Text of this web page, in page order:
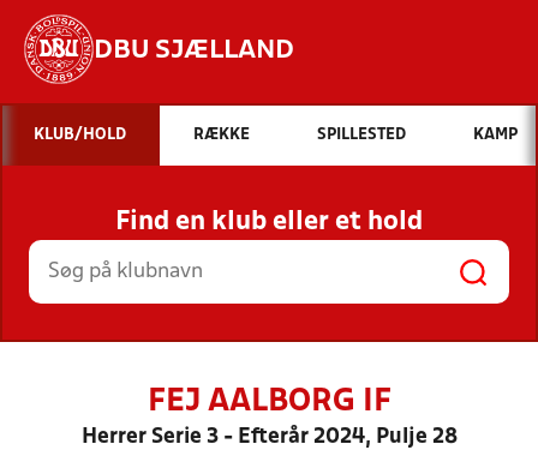
DBU SJÆLLAND
Hvad vil du søge efter?
INDHOLD OG NYHEDER
STILLINGER, RESULTATER, KLUBBER OG
HOLD
KLUB/HOLD RÆKKE SPILLESTED KAMP
Find en klub eller et hold
FEJ AALBORG IF
Herrer Serie 3 - Efterår 2024, Pulje 28